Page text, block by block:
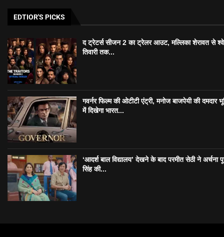
EDTIOR'S PICKS
द ट्रेटर्स सीजन 2 का ट्रेलर आउट, मल्लिका शेरावत से
तिवारी तक...
गवर्नर फिल्म की ओटीटी एंट्री, मनोज बाजपेयी की दमदार
में दिखेगा भारत...
‘आदर्श बाल विद्यालय’ देखने के बाद परमीत सेठी ने अर्चना
सिंह की...